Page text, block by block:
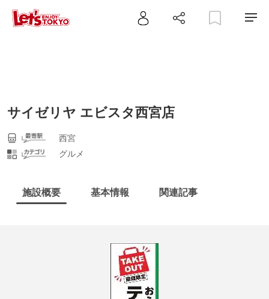
サイゼリヤ エビスタ西宮店
西宮
グルメ
施設概要 基本情報 関連記事